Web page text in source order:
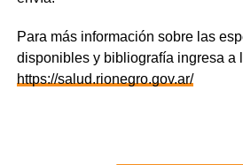
Para más información sobre las
disponibles y bibliografía ingresa a
https://salud.rionegro.gov.ar/